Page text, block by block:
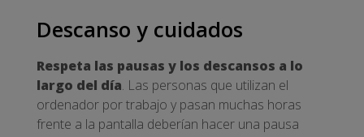
Descanso y cuidados
Respeta las pausas y los descansos a lo
largo del día. Las personas que utilizan el
ordenador por trabajo y pasan muchas horas
frente a la pantalla deberían hacer una pausa